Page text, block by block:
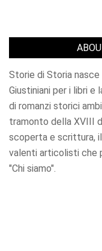
Storie di Storia
Giustiniani per i libri e
di romanzi storici
tramonto della XVIII
scoperta e scrittura,
valenti articolisti che
"Chi siamo".